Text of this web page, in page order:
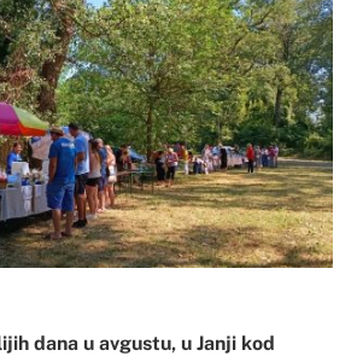
dana u avgustu, u Janji kod